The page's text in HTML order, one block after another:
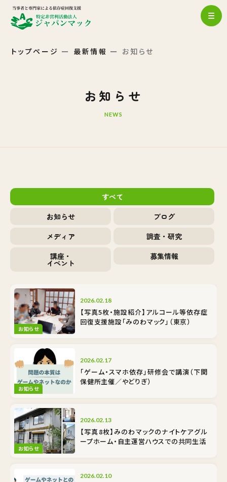
トップページ 最新情報 お知らせ
お知らせ
NEWS
すべて
お知らせ
ブログ
メディア
調査・研究
講座・
イベント
募集情報
お知らせ
2026.02.18
【写真5枚・施設紹介】アルコール等依存症
回復支援施設「みのわマック」（東京）
お知らせ
2026.02.17
「ゲーム・スマホ依存」研修会で講演（下関
保健所主催／やどりぎ）
お知らせ
2026.02.13
【写真8枚】みのわマックのナイトケア――グル
ープホーム・自主運営ハウスでの共同生活
2026.02.10